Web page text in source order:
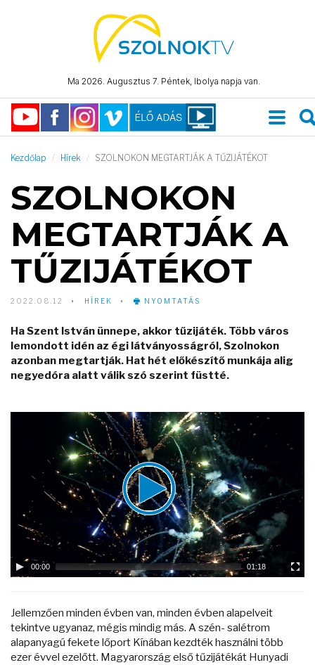
Ma 2026. Augusztus 7. Péntek, Ibolya napja van.
Kezdőlap Hírek SZOLNOKON MEGTARTJÁK A TŰZIJÁTÉKOT
SZOLNOKON
MEGTARTJÁK A
TŰZIJÁTÉKOT
2022.08.12 HÍREK NYOMTATÁS
Ha Szent István ünnepe, akkor tűzijáték. Több város
lemondott idén az égi látványosságról, Szolnokon
azonban megtartják. Hat hét előkészítő munkája alig
negyedóra alatt válik szó szerint füstté.
00:00 01:18
Jellemzően minden évben van, minden évben alapelveit
tekintve ugyanaz, mégis mindig más. A szén- salétrom
alapanyagú fekete lőport Kínában kezdték használni több
ezer évvel ezelőtt. Magyarország első tűzijátékát Hunyadi